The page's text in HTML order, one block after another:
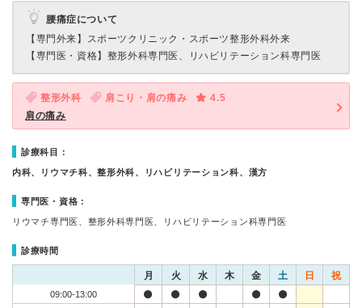
腰痛症について
【専門外来】 スポーツクリニック・スポーツ整形外科外来
【専門医・資格】 整形外科専門医、リハビリテーション科専門医
整形外科 肩こり・肩の痛み
4.5
肩の痛み
診療科目：
内科、リウマチ科、整形外科、リハビリテーション科、漢方
専門医・資格：
リウマチ専門医、整形外科専門医、リハビリテーション科専門医
診療時間
月 火 水 木 金 土 日 祝
09:00-13:00